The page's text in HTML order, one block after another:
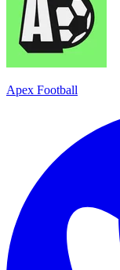
Apex Football